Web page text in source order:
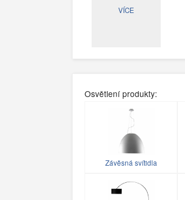
VÍCE
Osvětlení produkty:
Závěsná svítidla